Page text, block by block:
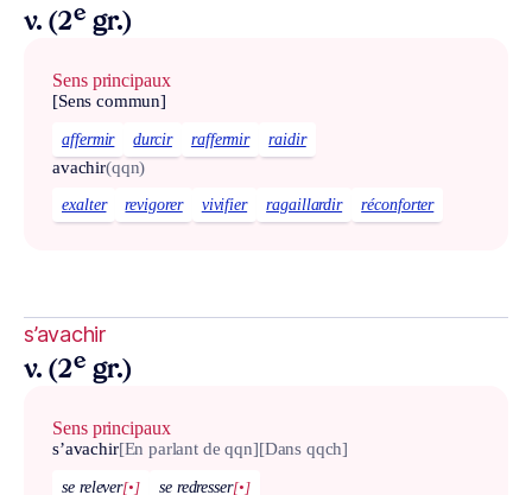
v. (2e gr.)
Sens principaux
[Sens commun]
affermir durcir raffermir raidir
avachir(qqn)
exalter revigorer vivifier ragaillardir réconforter
s’avachir
v. (2e gr.)
Sens principaux
s’avachir[En parlant de qqn][Dans qqch]
se relever[•] se redresser[•]